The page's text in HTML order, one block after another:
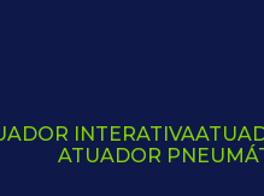
INTERATIVA
ATUADOR